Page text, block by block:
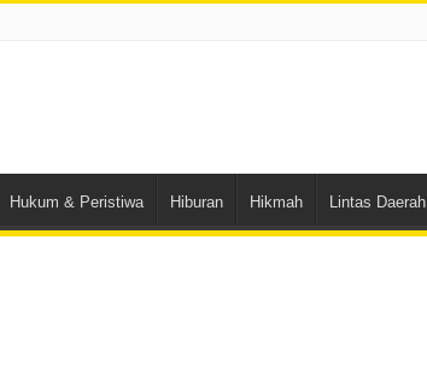
Hukum & Peristiwa Hiburan Hikmah Lintas Daerah